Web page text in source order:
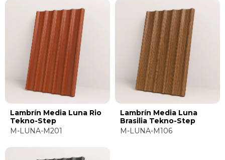
Lambrín Media Luna Rio
Tekno-Step
M-LUNA-M201
Lambrín Media Luna
Brasilia Tekno-Step
M-LUNA-M106